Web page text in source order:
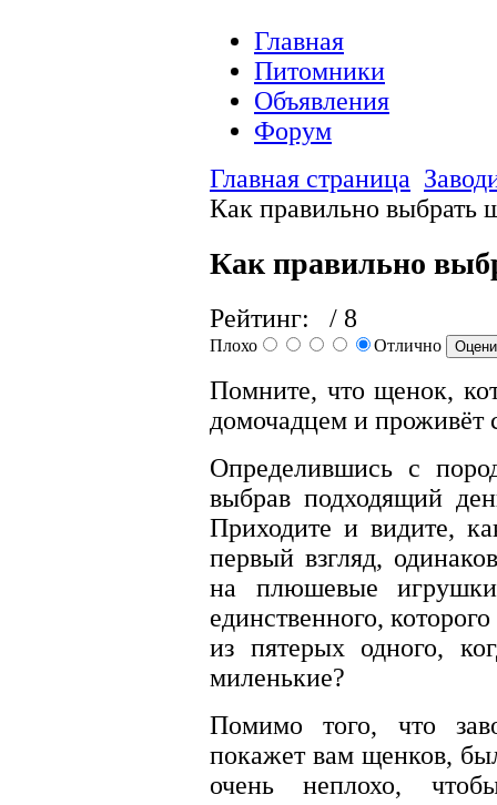
Главная
Питомники
Объявления
Форум
Главная страница
Как правильно выбрать
Как правильно
Рейтинг: / 8
Плохо Отлично
Помните, что щенок,
домочадцем и проживёт
Определившись с
выбрав подходящий
Приходите и видите,
первый взгляд,
на плюшевые
единственного,
из пятерых одного,
миленькие?
Помимо того, что
покажет вам щенков,
очень неплохо,